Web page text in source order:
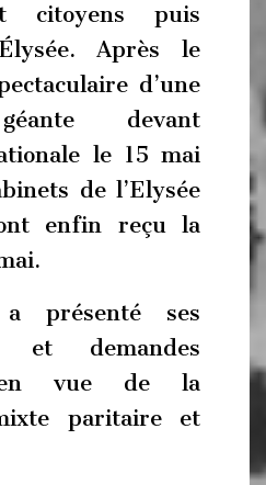
citoyens puis
Après le
d’une
devant
le 15 mai
de l’Elysée
enfin reçu la
présenté ses
et demandes
en vue de la
paritaire et